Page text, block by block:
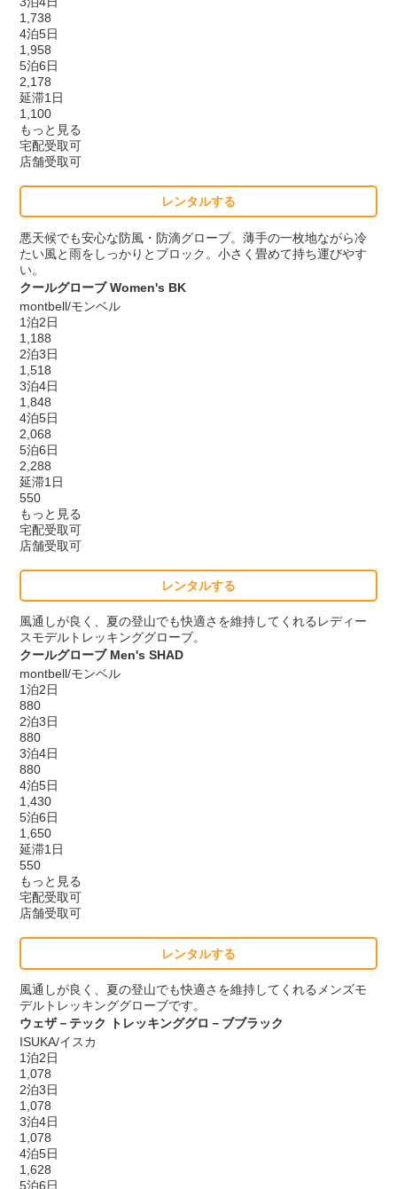
1,738
4泊5日
1,958
5泊6日
2,178
延滞1日
1,100
もっと見る
宅配受取可
店舗受取可
レンタルする
悪天候でも安心な防風・防滴グローブ。薄手の一枚地ながら冷
たい風と雨をしっかりとブロック。小さく畳めて持ち運びやす
い。
クールグローブ Women's BK
montbell/モンベル
1泊2日
1,188
2泊3日
1,518
3泊4日
1,848
4泊5日
2,068
5泊6日
2,288
延滞1日
550
もっと見る
宅配受取可
店舗受取可
レンタルする
風通しが良く、夏の登山でも快適さを維持してくれるレディー
スモデルトレッキンググローブ。
クールグローブ Men's SHAD
montbell/モンベル
1泊2日
880
2泊3日
880
3泊4日
880
4泊5日
1,430
5泊6日
1,650
延滞1日
550
もっと見る
宅配受取可
店舗受取可
レンタルする
風通しが良く、夏の登山でも快適さを維持してくれるメンズモ
デルトレッキンググローブです。
ウェザ－テック トレッキンググロ－ブブラック
ISUKA/イスカ
1泊2日
1,078
2泊3日
1,078
3泊4日
1,078
4泊5日
1,628
5泊6日